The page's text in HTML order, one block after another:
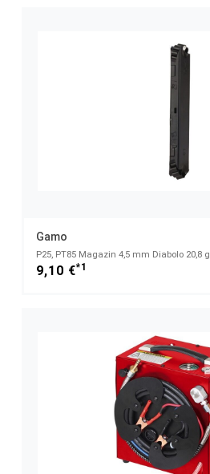
Gamo
P25, PT85 Magazin 4,5 mm Diabolo 20,8 g
9,10 €*1